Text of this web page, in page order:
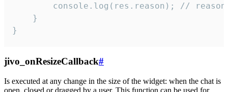
console.log(res.reason); //
    }
}
jivo_onResizeCallback#
Is executed at any change in the size of the widget: when the chat is
open, closed or dragged by a user. This function can be used for